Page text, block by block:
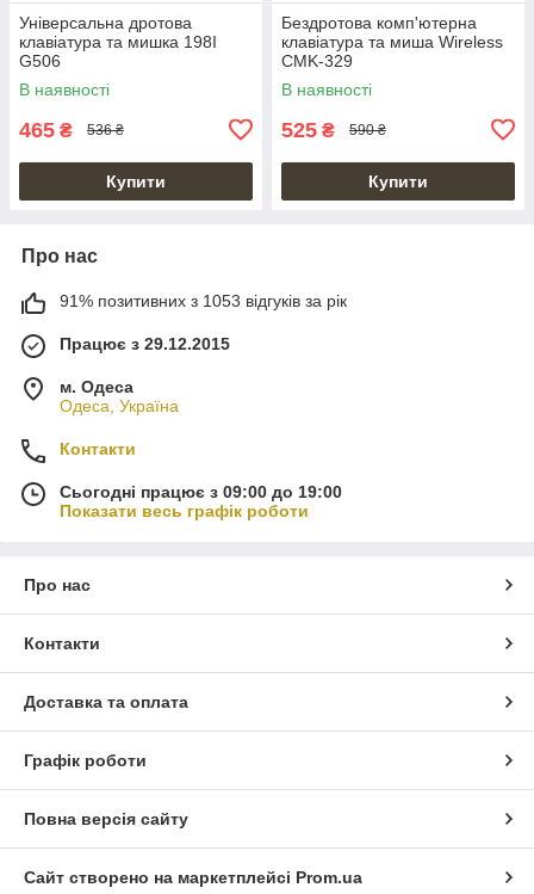
Універсальна дротова
клавіатура та мишка 198I
G506
В наявності
465 ₴ 536 ₴
Купити
Бездротова комп'ютерна
клавіатура та миша Wireless
CMK-329
В наявності
525 ₴ 590 ₴
Купити
Про нас
91% позитивних з 1053 відгуків за рік
Працює з 29.12.2015
м. Одеса
Одеса, Україна
Контакти
Сьогодні працює з 09:00 до 19:00
Показати весь графік роботи
Про нас
Контакти
Доставка та оплата
Графік роботи
Повна версія сайту
Сайт створено на маркетплейсі Prom.ua